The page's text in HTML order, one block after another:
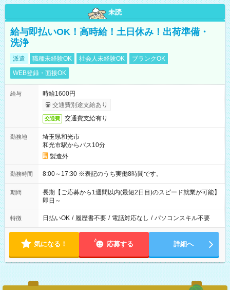
未読
給与即払いOK！高時給！土日休み！出荷準備・
洗浄
派遣 職種未経験OK 社会人未経験OK
ブランクOK
WEB登録・面接OK
給与
時給1600円
交通費別途支給あり
交通費 交通費支給有り
勤務地
埼玉県和光市
和光市駅からバス10分
製造外
勤務時間 8:00～17:30 ※表記のうち実働8時間です。
期間
長期【ご応募から1週間以内(最短2日目)のスピード就業が可能】
即日～
特徴 日払いOK / 履歴書不要 / 電話対応なし / パソコンスキル不要
気になる！ 応募する 詳細へ